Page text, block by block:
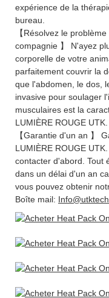
expérience de la
bureau.
【Résolvez le
compagnie 】 N'ayez
corporelle de votre
parfaitement couvrir la
que l'abdomen, le dos,
invasive pour soulager
musculaires est la
LUMIÈRE ROUGE UTK.
【Garantie d'un an 】
LUMIÈRE ROUGE
contacter d'abord. Tout
dans un délai d'un an
vous pouvez obtenir
Boîte mail: